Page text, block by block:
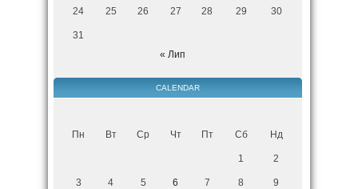
24 25 26 27 28 29 30
31
« Лип
CALENDAR
Пн Вт Ср Чт Пт Сб Нд
1 2
3 4 5 6 7 8 9